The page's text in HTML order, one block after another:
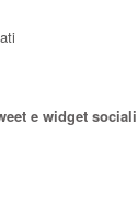
e widget